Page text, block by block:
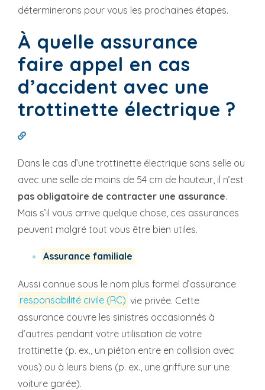
déterminerons pour vous les prochaines étapes.
À quelle assurance
faire appel en cas
d’accident avec une
trottinette électrique ?
Dans le cas d’une trottinette électrique sans selle ou
avec une selle de moins de 54 cm de hauteur, il n’est
pas obligatoire de contracter une assurance.
Mais s’il vous arrive quelque chose, ces assurances
peuvent malgré tout vous être bien utiles.
Assurance familiale
Aussi connue sous le nom plus formel d’assurance
responsabilité civile (RC) vie privée. Cette
assurance couvre les sinistres occasionnés à
d’autres pendant votre utilisation de votre
trottinette (p. ex., un piéton entre en collision avec
vous) ou à leurs biens (p. ex., une griffure sur une
voiture garée).